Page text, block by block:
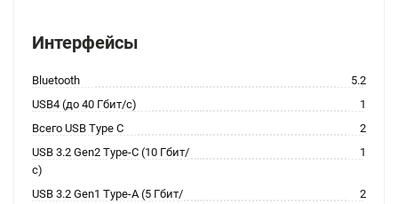
Интерфейсы
Bluetooth
5.2
USB4 (до 40 Гбит/с)
1
Всего USB Type C
2
USB 3.2 Gen2 Type-C (10 Гбит/
с)
1
USB 3.2 Gen1 Type-A (5 Гбит/
2